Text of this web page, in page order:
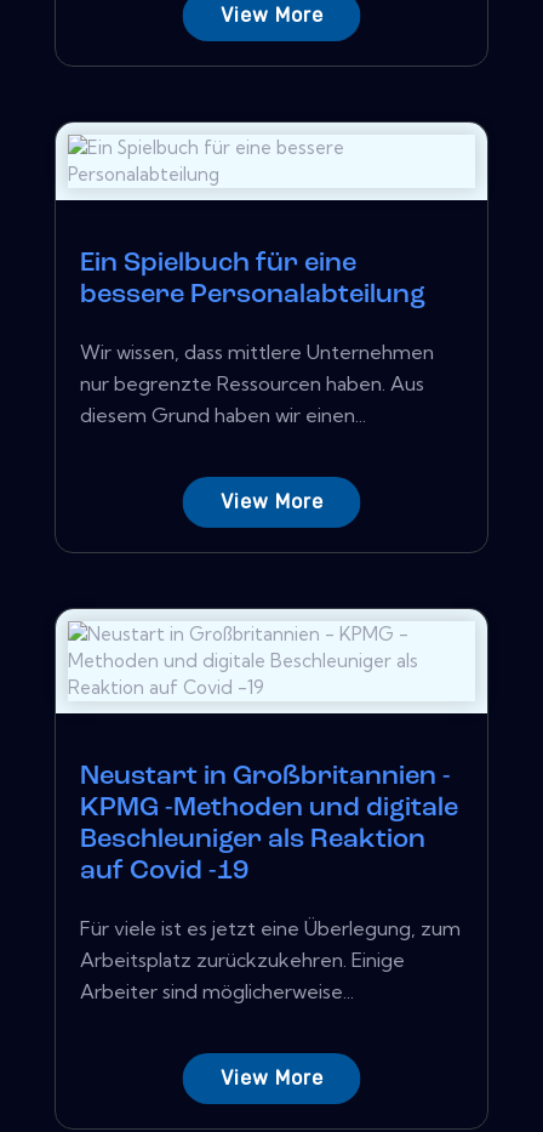
View More
Ein Spielbuch für eine
bessere Personalabteilung
Wir wissen, dass mittlere Unternehmen
nur begrenzte Ressourcen haben. Aus
diesem Grund haben wir einen...
View More
Neustart in Großbritannien -
KPMG -Methoden und digitale
Beschleuniger als Reaktion
auf Covid -19
Für viele ist es jetzt eine Überlegung, zum
Arbeitsplatz zurückzukehren. Einige
Arbeiter sind möglicherweise...
View More